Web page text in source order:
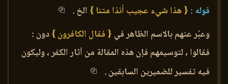
قوله : { هذا شيء عجيب أئذا متنا } الخ .
وعبُر عنهم بالاسم الظاهر في { فقال الكافرون }دون :
فقالوا ، لتوسيمهم فإن هذه المقالة من آثار الكفر ، وليكون
فيه تفسير للضميرين السابقين .